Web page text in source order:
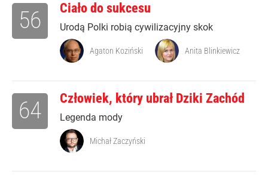
Ciało do sukcesu
Urodą Polki robią cywilizacyjny skok
56
Agaton Koziński Anita Blinkiewicz
Człowiek, który ubrał Dziki Zachód
Legenda mody
64
Michał Zaczyński